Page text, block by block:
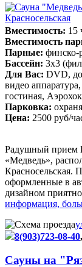
Вместимость: 15
Вместимость
Парные: финско-
Бассейн: 3х3
Для Вас: DVD,
видео
гостиная,
Парковка:
Цена: 2500 руб/
Радушный прием
«Медведь»,
Красносельская.
оформленные в
дизайном
информация,
8(903)723-08-40,
Сауны на